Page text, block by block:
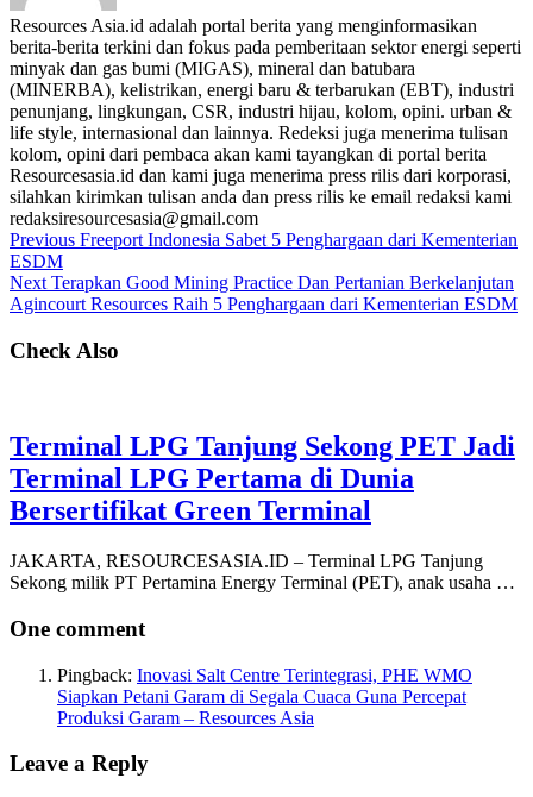
Resources Asia.id adalah portal berita yang menginformasikan
berita-berita terkini dan fokus pada pemberitaan sektor energi seperti
minyak dan gas bumi (MIGAS), mineral dan batubara
(MINERBA), kelistrikan, energi baru & terbarukan (EBT), industri
penunjang, lingkungan, CSR, industri hijau, kolom, opini. urban &
life style, internasional dan lainnya. Redeksi juga menerima tulisan
kolom, opini dari pembaca akan kami tayangkan di portal berita
Resourcesasia.id dan kami juga menerima press rilis dari korporasi,
silahkan kirimkan tulisan anda dan press rilis ke email redaksi kami
redaksiresourcesasia@gmail.com
Previous Freeport Indonesia Sabet 5 Penghargaan dari Kementerian
ESDM
Next Terapkan Good Mining Practice Dan Pertanian Berkelanjutan
Agincourt Resources Raih 5 Penghargaan dari Kementerian ESDM
Check Also
Terminal LPG Tanjung Sekong PET Jadi
Terminal LPG Pertama di Dunia
Bersertifikat Green Terminal
JAKARTA, RESOURCESASIA.ID – Terminal LPG Tanjung
Sekong milik PT Pertamina Energy Terminal (PET), anak usaha …
One comment
Pingback: Inovasi Salt Centre Terintegrasi, PHE WMO
Siapkan Petani Garam di Segala Cuaca Guna Percepat
Produksi Garam – Resources Asia
Leave a Reply